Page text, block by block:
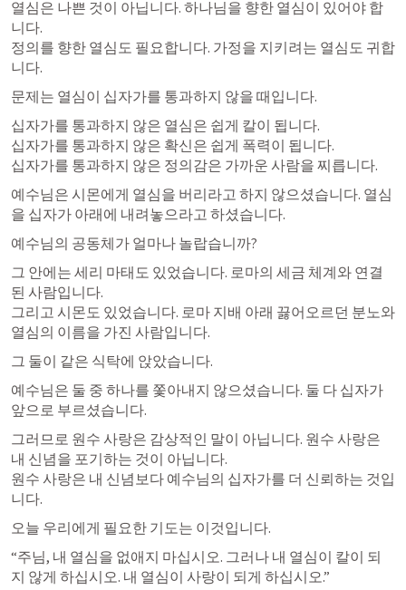
열심은 나쁜 것이 아닙니다. 하나님을 향한 열심이 있어야 합
니다.
정의를 향한 열심도 필요합니다. 가정을 지키려는 열심도 귀합
니다.
문제는 열심이 십자가를 통과하지 않을 때입니다.
십자가를 통과하지 않은 열심은 쉽게 칼이 됩니다.
십자가를 통과하지 않은 확신은 쉽게 폭력이 됩니다.
십자가를 통과하지 않은 정의감은 가까운 사람을 찌릅니다.
예수님은 시몬에게 열심을 버리라고 하지 않으셨습니다. 열심
을 십자가 아래에 내려놓으라고 하셨습니다.
예수님의 공동체가 얼마나 놀랍습니까?
그 안에는 세리 마태도 있었습니다. 로마의 세금 체계와 연결
된 사람입니다.
그리고 시몬도 있었습니다. 로마 지배 아래 끓어오르던 분노와
열심의 이름을 가진 사람입니다.
그 둘이 같은 식탁에 앉았습니다.
예수님은 둘 중 하나를 쫓아내지 않으셨습니다. 둘 다 십자가
앞으로 부르셨습니다.
그러므로 원수 사랑은 감상적인 말이 아닙니다. 원수 사랑은
내 신념을 포기하는 것이 아닙니다.
원수 사랑은 내 신념보다 예수님의 십자가를 더 신뢰하는 것입
니다.
오늘 우리에게 필요한 기도는 이것입니다.
“주님, 내 열심을 없애지 마십시오. 그러나 내 열심이 칼이 되
지 않게 하십시오. 내 열심이 사랑이 되게 하십시오.”